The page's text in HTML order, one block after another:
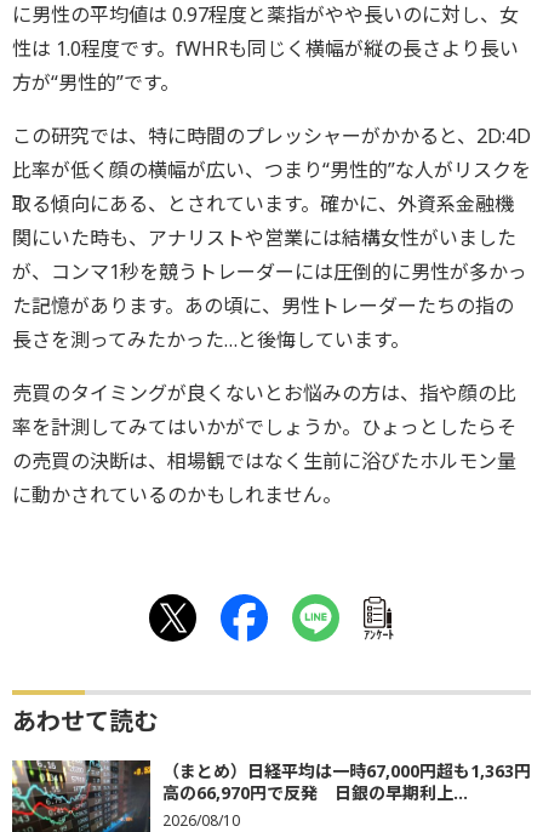
に男性の平均値は 0.97程度と薬指がやや長いのに対し、女
性は 1.0程度です。fWHRも同じく横幅が縦の長さより長い
方が“男性的”です。
この研究では、特に時間のプレッシャーがかかると、2D:4D
比率が低く顔の横幅が広い、つまり“男性的”な人がリスクを
取る傾向にある、とされています。確かに、外資系金融機
関にいた時も、アナリストや営業には結構女性がいました
が、コンマ1秒を競うトレーダーには圧倒的に男性が多かっ
た記憶があります。あの頃に、男性トレーダーたちの指の
長さを測ってみたかった…と後悔しています。
売買のタイミングが良くないとお悩みの方は、指や顔の比
率を計測してみてはいかがでしょうか。ひょっとしたらそ
の売買の決断は、相場観ではなく生前に浴びたホルモン量
に動かされているのかもしれません。
ｱﾝｹｰﾄ
あわせて読む
（まとめ）日経平均は一時67,000円超も1,363円
高の66,970円で反発 日銀の早期利上...
2026/08/10